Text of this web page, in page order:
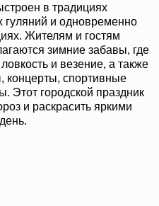
в традициях
гуляний и одновременно
Жителям и гостям
зимние забавы, где
и везение, а также
концерты, спортивные
Этот городской праздник
и раскрасить яркими